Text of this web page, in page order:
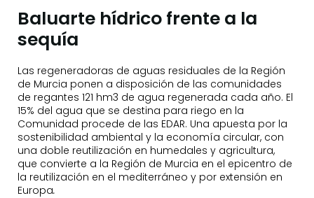
Baluarte hídrico frente a la
sequía
Las regeneradoras de aguas residuales de la Región
de Murcia ponen a disposición de las comunidades
de regantes 121 hm3 de agua regenerada cada año. El
15% del agua que se destina para riego en la
Comunidad procede de las EDAR. Una apuesta por la
sostenibilidad ambiental y la economía circular, con
una doble reutilización en humedales y agricultura,
que convierte a la Región de Murcia en el epicentro de
la reutilización en el mediterráneo y por extensión en
Europa.